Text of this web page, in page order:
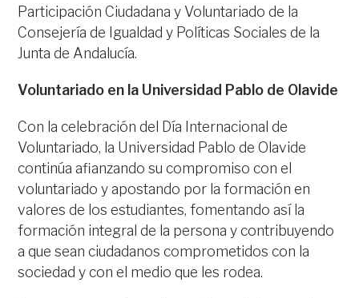
Participación Ciudadana y Voluntariado de la
Consejería de Igualdad y Políticas Sociales de la
Junta de Andalucía.
Voluntariado en la Universidad Pablo de Olavide
Con la celebración del Día Internacional de
Voluntariado, la Universidad Pablo de Olavide
continúa afianzando su compromiso con el
voluntariado y apostando por la formación en
valores de los estudiantes, fomentando así la
formación integral de la persona y contribuyendo
a que sean ciudadanos comprometidos con la
sociedad y con el medio que les rodea.